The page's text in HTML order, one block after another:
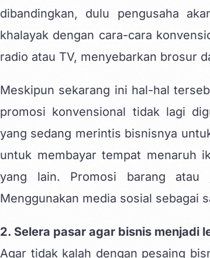
dibandingkan, dulu pengusaha
khalayak dengan cara-cara
radio atau TV, menyebarkan brosur
Meskipun sekarang ini hal-hal
promosi konvensional tidak lagi
yang sedang merintis bisnisnya
untuk membayar tempat menaruh
yang lain. Promosi barang atau
Menggunakan media sosial sebagai
2. Selera pasar agar bisnis menjadi
Agar tidak kalah dengan pesaing